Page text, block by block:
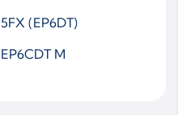
5FX (EP6DT)
EP6CDT M